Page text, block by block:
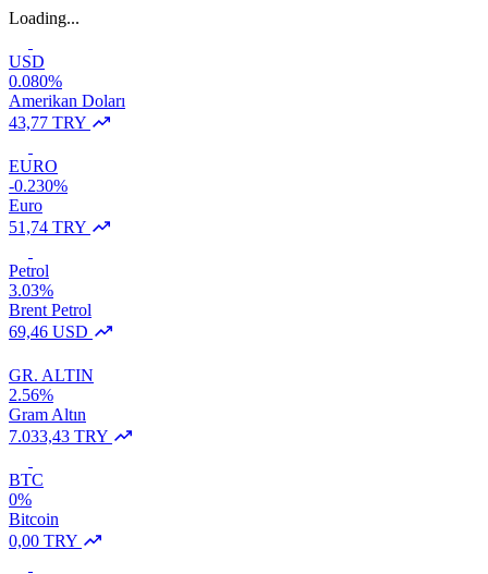
Loading...
USD
0.080%
Amerikan Doları
43,77 TRY
EURO
-0.230%
Euro
51,74 TRY
Petrol
3.03%
Brent Petrol
69,46 USD
GR. ALTIN
2.56%
Gram Altın
7.033,43 TRY
BTC
0%
Bitcoin
0,00 TRY